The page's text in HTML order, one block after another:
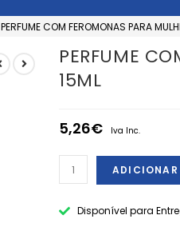
PERFUME COM FEROMONAS PARA
PERFUME
15ML
5,26€ Iva Inc.
ADICIONAR
Disponível para